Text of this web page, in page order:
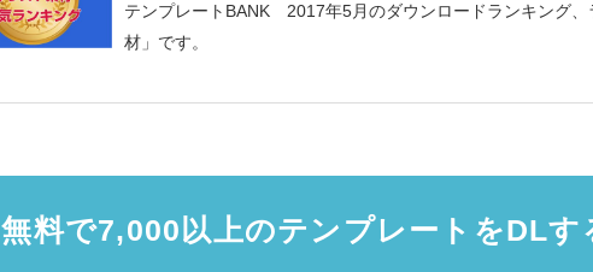
テンプレートBANK 2017年5月のダウンロードランキング、
材」です。
無料で7,000以上のテンプレートをDLす